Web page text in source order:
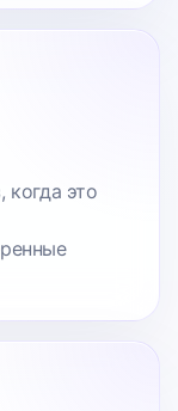
когда это